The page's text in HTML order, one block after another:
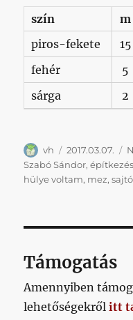
szín m
piros-fekete
15
fehér
5
sárga
2
Szerző
vh Közzétéve
2017.03.07.
Szabó Sándor,építkezés
hülye voltam, mez,
Támogatás
Amennyiben
lehetőségekrőlitt